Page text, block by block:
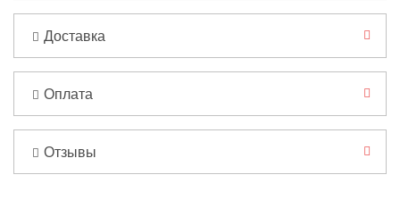
Доставка
Оплата
Отзывы